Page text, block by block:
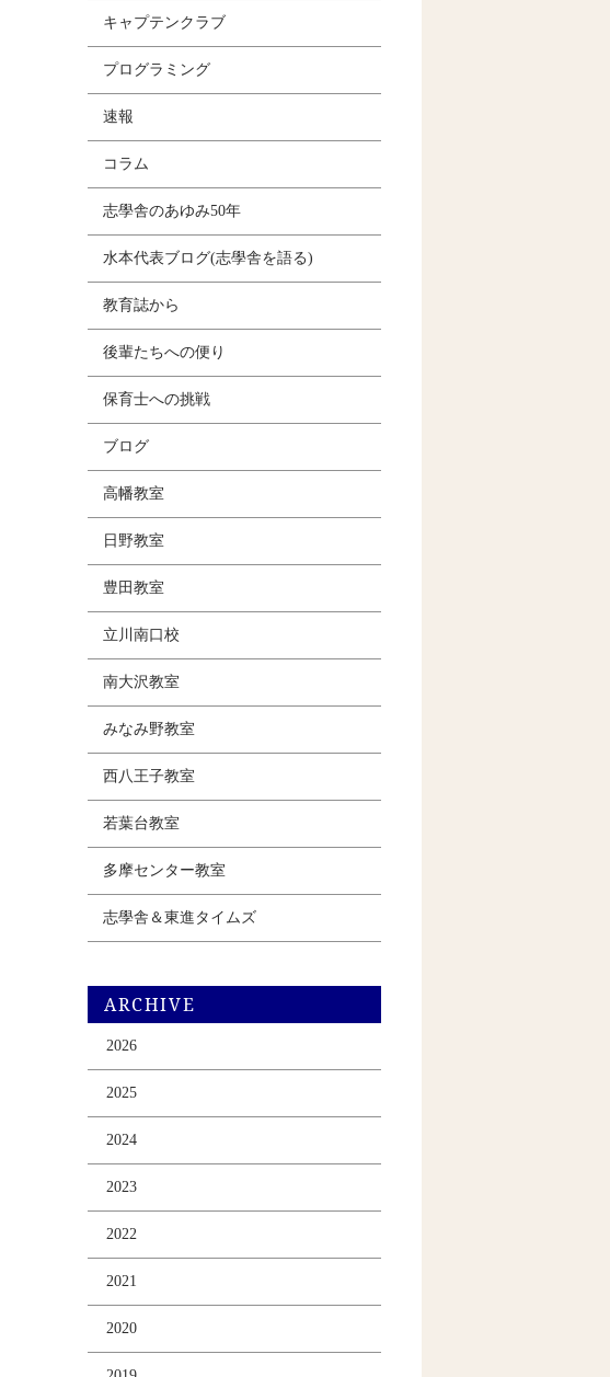
キャプテンクラブ
プログラミング
速報
コラム
志學舎のあゆみ50年
水本代表ブログ(志學舎を語る)
教育誌から
後輩たちへの便り
保育士への挑戦
ブログ
高幡教室
日野教室
豊田教室
立川南口校
南大沢教室
みなみ野教室
西八王子教室
若葉台教室
多摩センター教室
志學舎＆東進タイムズ
ARCHIVE
2026
2025
2024
2023
2022
2021
2020